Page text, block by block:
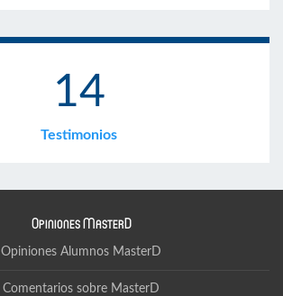
14
Testimonios
Opiniones MasterD
Opiniones Alumnos MasterD
Comentarios sobre MasterD